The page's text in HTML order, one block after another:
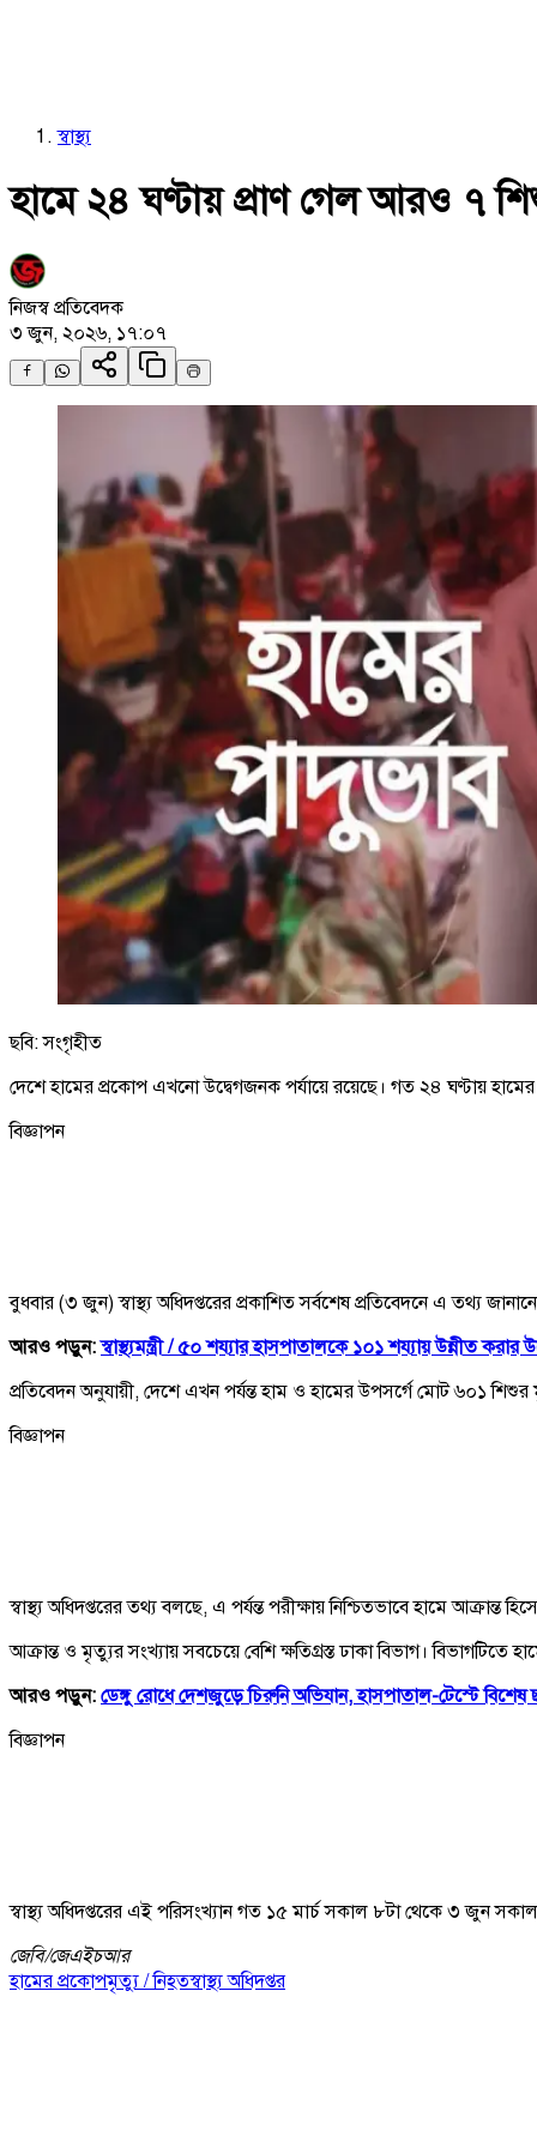
স্বাস্থ্য
হামে ২৪ ঘণ্টায় প্রাণ গেল আরও ৭
নিজস্ব প্রতিবেদক
৩ জুন, ২০২৬, ১৭:০৭
ছবি: সংগৃহীত
দেশে হামের প্রকোপ এখনো উদ্বেগজনক পর্যায়ে রয়েছে। গত ২৪ ঘণ্টায়
বিজ্ঞাপন
বুধবার (৩ জুন) স্বাস্থ্য অধিদপ্তরের প্রকাশিত সর্বশেষ প্রতিবেদনে এ তথ্য
আরও পড়ুন:স্বাস্থ্যমন্ত্রী / ৫০ শয্যার হাসপাতালকে ১০১ শয্যায় উন্নীত করার
প্রতিবেদন অনুযায়ী, দেশে এখন পর্যন্ত হাম ও হামের উপসর্গে মোট ৬০১
বিজ্ঞাপন
স্বাস্থ্য অধিদপ্তরের তথ্য বলছে, এ পর্যন্ত পরীক্ষায় নিশ্চিতভাবে হামে
আক্রান্ত ও মৃত্যুর সংখ্যায় সবচেয়ে বেশি ক্ষতিগ্রস্ত ঢাকা বিভাগ।
আরও পড়ুন: ডেঙ্গু রোধে দেশজুড়ে চিরুনি অভিযান, হাসপাতাল-টেস্টে বিশেষ
বিজ্ঞাপন
স্বাস্থ্য অধিদপ্তরের এই পরিসংখ্যান গত ১৫ মার্চ সকাল ৮টা থেকে ৩ জুন সকাল
জেবি/জেএইচআর
হামের প্রকোপমৃত্যু / নিহতস্বাস্থ্য অধিদপ্তর